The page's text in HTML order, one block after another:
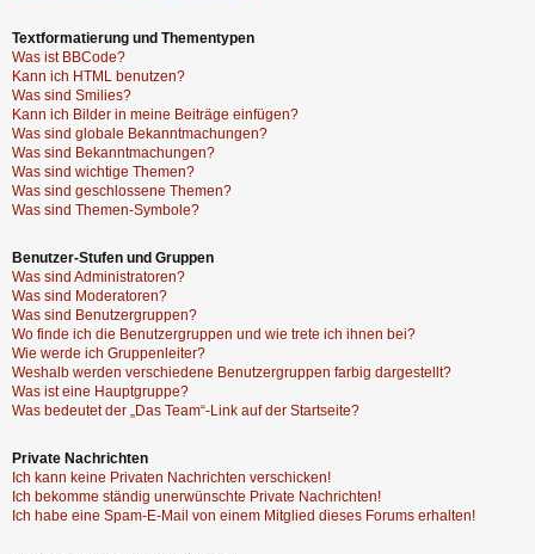
Textformatierung und Thementypen
Was ist BBCode?
Kann ich HTML benutzen?
Was sind Smilies?
Kann ich Bilder in meine Beiträge einfügen?
Was sind globale Bekanntmachungen?
Was sind Bekanntmachungen?
Was sind wichtige Themen?
Was sind geschlossene Themen?
Was sind Themen-Symbole?
Benutzer-Stufen und Gruppen
Was sind Administratoren?
Was sind Moderatoren?
Was sind Benutzergruppen?
Wo finde ich die Benutzergruppen und wie trete ich ihnen bei?
Wie werde ich Gruppenleiter?
Weshalb werden verschiedene Benutzergruppen farbig dargestellt?
Was ist eine Hauptgruppe?
Was bedeutet der „Das Team“-Link auf der Startseite?
Private Nachrichten
Ich kann keine Privaten Nachrichten verschicken!
Ich bekomme ständig unerwünschte Private Nachrichten!
Ich habe eine Spam-E-Mail von einem Mitglied dieses Forums erhalten!